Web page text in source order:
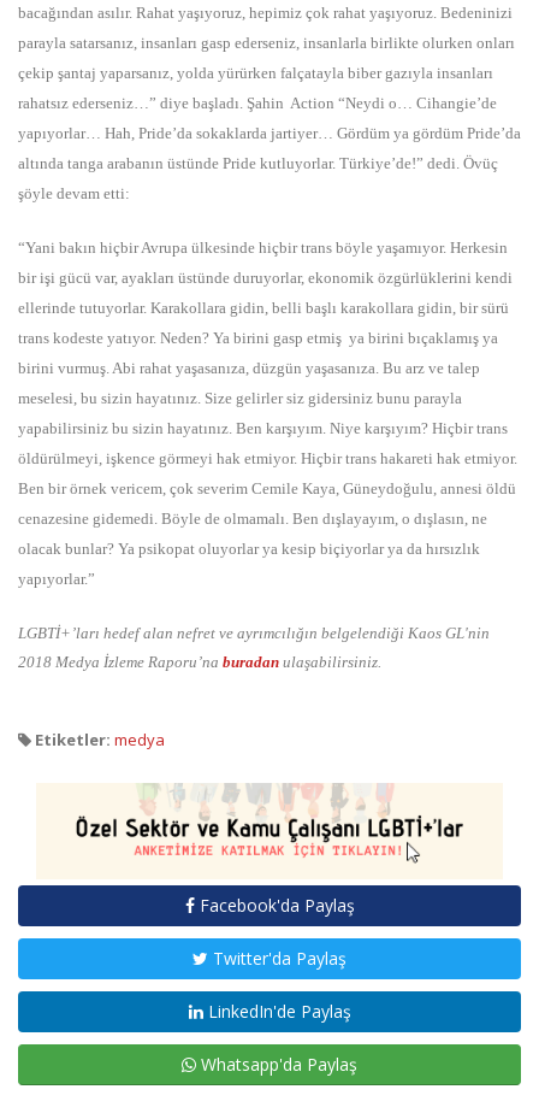
bacağından asılır. Rahat yaşıyoruz, hepimiz çok rahat yaşıyoruz. Bedeninizi
parayla satarsanız, insanları gasp ederseniz, insanlarla birlikte olurken onları
çekip şantaj yaparsanız, yolda yürürken falçatayla biber gazıyla insanları
rahatsız ederseniz…” diye başladı. Şahin Action “Neydi o… Cihangie’de
yapıyorlar… Hah, Pride’da sokaklarda jartiyer… Gördüm ya gördüm Pride’da
altında tanga arabanın üstünde Pride kutluyorlar. Türkiye’de!” dedi. Övüç
şöyle devam etti:
“Yani bakın hiçbir Avrupa ülkesinde hiçbir trans böyle yaşamıyor. Herkesin
bir işi gücü var, ayakları üstünde duruyorlar, ekonomik özgürlüklerini kendi
ellerinde tutuyorlar. Karakollara gidin, belli başlı karakollara gidin, bir sürü
trans kodeste yatıyor. Neden? Ya birini gasp etmiş ya birini bıçaklamış ya
birini vurmuş. Abi rahat yaşasanıza, düzgün yaşasanıza. Bu arz ve talep
meselesi, bu sizin hayatınız. Size gelirler siz gidersiniz bunu parayla
yapabilirsiniz bu sizin hayatınız. Ben karşıyım. Niye karşıyım? Hiçbir trans
öldürülmeyi, işkence görmeyi hak etmiyor. Hiçbir trans hakareti hak etmiyor.
Ben bir örnek vericem, çok severim Cemile Kaya, Güneydoğulu, annesi öldü
cenazesine gidemedi. Böyle de olmamalı. Ben dışlayayım, o dışlasın, ne
olacak bunlar? Ya psikopat oluyorlar ya kesip biçiyorlar ya da hırsızlık
yapıyorlar.”
LGBTİ+’ları hedef alan nefret ve ayrımcılığın belgelendiği Kaos GL'nin
2018 Medya İzleme Raporu’na buradan ulaşabilirsiniz.
Etiketler: medya
Facebook'da Paylaş
Twitter'da Paylaş
LinkedIn'de Paylaş
Whatsapp'da Paylaş